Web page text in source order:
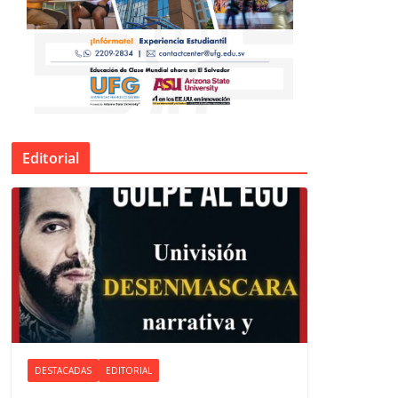
Editorial
DESTACADAS EDITORIAL